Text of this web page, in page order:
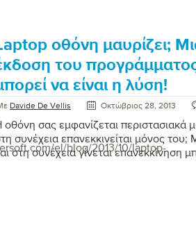
el/blog/2013/10/laptop-
οθόνη μαυρίζει;
του
να είναι η λύση!
Davide De Vellis Οκτώβριος 28, 2013
οθόνη σας εμφανίζεται περιστασιακά
συνέχεια επανεκκινείται μόνος
στη συνέχεια γίνεται επανεκκίνηση